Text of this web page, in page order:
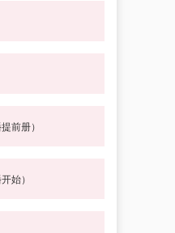
前册）
始）